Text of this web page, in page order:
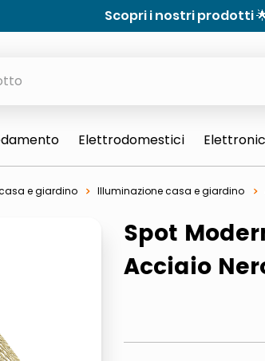
Scopri i nostri prodotti
occhiali sole 0703 thin rotondo sun
Elettrodomestici
e giardino Illuminazione casa e giardino
Spot
Acciaio